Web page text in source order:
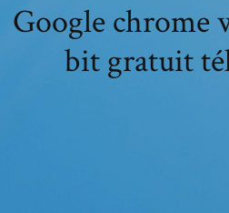
Google chrome
bit gratuit